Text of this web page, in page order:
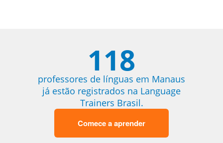
118
professores de línguas em Manaus
já estão registrados na Language
Trainers Brasil.
Comece a aprender